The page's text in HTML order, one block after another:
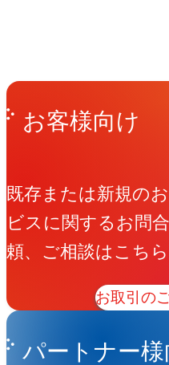
Get in Touchお
お客様向け
既存または新規の
ビスに関するお問
頼、ご相談はこちら
お取引の
パートナー様